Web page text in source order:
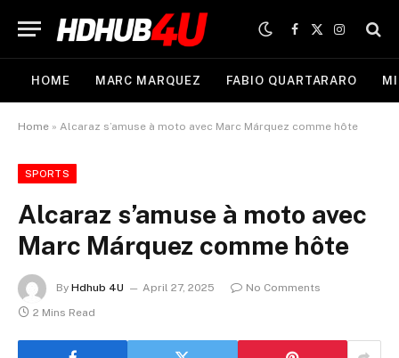
Facebook
X
(Twitter)
Instagram
HOME MARC MARQUEZ FABIO QUARTARARO
Home » Alcaraz s’amuse à moto avec Marc Márquez comme hôte
SPORTS
Alcaraz s’amuse à moto avec
Marc Márquez comme hôte
By Hdhub 4U April 27, 2025
No Comments
2 Mins Read